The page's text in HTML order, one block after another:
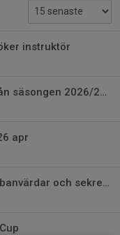
instruktör
Nytt räknesätt i badminton från säsongen 2026/2027
apr
Wätterstad Cup - bemanning banvärdar och sekretariat